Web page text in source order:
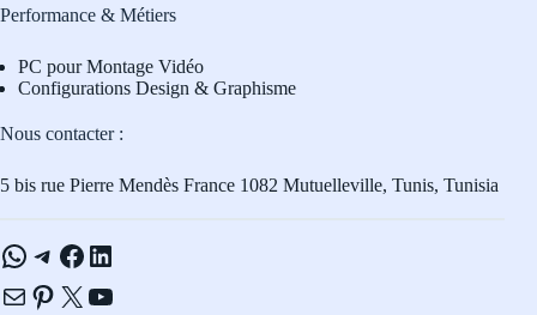
Performance & Métiers
PC pour Montage Vidéo
Configurations Design & Graphisme
Nous contacter :
5 bis rue Pierre Mendès France 1082 Mutuelleville, Tunis, Tunisia
WhatsApp
Telegram
Facebook
LinkedIn
E-mailPinterest
X YouTube